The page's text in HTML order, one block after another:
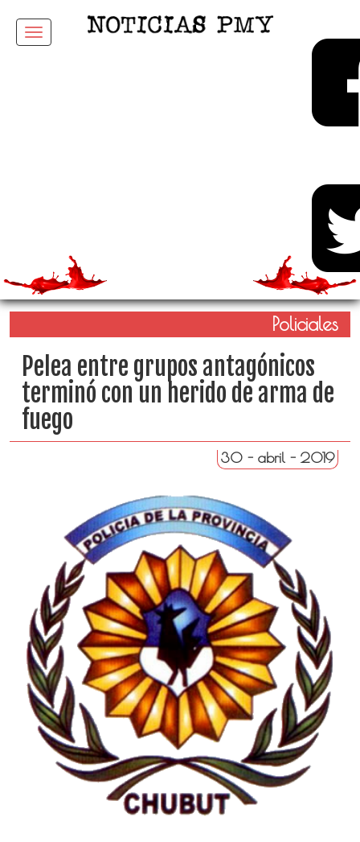
Menu
Policiales
Pelea entre grupos antagónicos
terminó con un herido de arma de
fuego
30 - abril - 2019